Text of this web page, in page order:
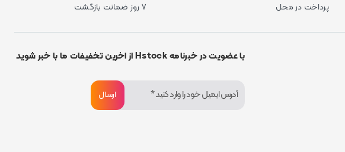
پرداخت در محل ۷ روز ضمانت بازگشت
با عضویت در خبرنامه Hstock از اخرین تخفیفات ما با خبر شوید